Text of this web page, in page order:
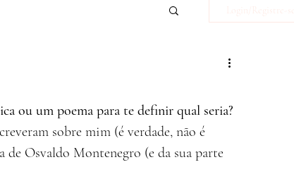
Login/Registre-se
ou um poema para te definir qual seria?
sobre mim (é verdade, não é
de Osvaldo Montenegro (e da sua parte